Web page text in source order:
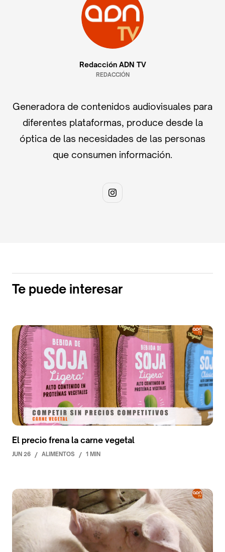
Redacción ADN TV
REDACCIÓN
Generadora de contenidos audiovisuales para
diferentes plataformas, produce desde la
óptica de las necesidades de las personas
que consumen información.
Te puede interesar
El precio frena la carne vegetal
JUN 26 / ALIMENTOS / 1 MIN